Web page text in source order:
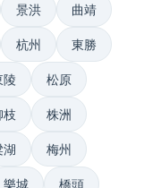
景洪 曲靖
杭州 東勝
陵 松原
枝 株洲
湖 梅州
樂城 橋頭